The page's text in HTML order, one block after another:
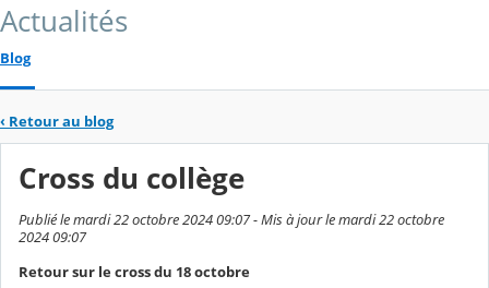
Actualités
Blog
‹ Retour au blog
Cross du collège
Publié le mardi 22 octobre 2024 09:07 - Mis à jour le mardi 22 octobre
2024 09:07
Retour sur le cross du 18 octobre